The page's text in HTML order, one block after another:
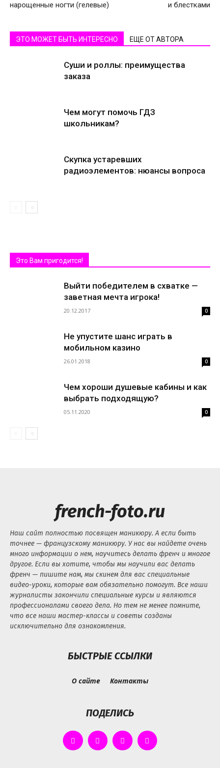
нарощенные ногти (гелевые)
и блестками
ЭТО МОЖЕТ БЫТЬ ИНТЕРЕСНО ЕЩЕ ОТ АВТОРА
Суши и роллы: преимущества
заказа
Чем могут помочь ГДЗ
школьникам?
Скупка устаревших
радиоэлементов: нюансы вопроса
Это Вам пригодится!
Выйти победителем в схватке —
заветная мечта игрока!
20.12.2017 0
Не упустите шанс играть в
мобильном казино
26.01.2018 0
Чем хороши душевые кабины и как
выбрать подходящую?
05.11.2020 0
french-foto.ru
Наш сайт полностью посвящен маникюру. А если быть
точнее — французскому маникюру. У нас вы найдете очень
много информации о нем, научитесь делать френч и многое
другое. Если вы хотите, чтобы мы научили вас делать
френч — пишите нам, мы скинем для вас специальные
видео-уроки, которые вам обязательно помогут. Все наши
журналисты закончили специальные курсы и являются
профессионалами своего дела. Но тем не менее помните,
что все наши мастер-классы и советы созданы
исключительно для ознакомления.
БЫСТРЫЕ ССЫЛКИ
О сайте Контакты
ПОДЕЛИСЬ